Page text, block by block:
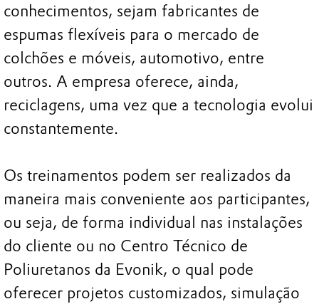
conhecimentos, sejam fabricantes de
espumas flexíveis para o mercado de
colchões e móveis, automotivo, entre
outros. A empresa oferece, ainda,
reciclagens, uma vez que a tecnologia evolui
constantemente.
Os treinamentos podem ser realizados da
maneira mais conveniente aos participantes,
ou seja, de forma individual nas instalações
do cliente ou no Centro Técnico de
Poliuretanos da Evonik, o qual pode
oferecer projetos customizados, simulação